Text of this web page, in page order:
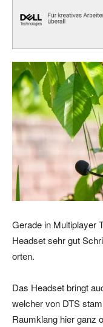
Gerade in Multiplayer
Headset sehr gut
orten.
Das Headset bringt
welcher von DTS
Raumklang hier ganz